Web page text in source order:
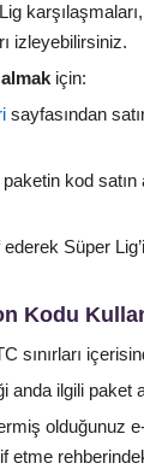
izleyebilirsiniz.
için:
sayfasından
kod
Süper
Kodu
sınırları
anda ilgili paket
olduğunuz
etme